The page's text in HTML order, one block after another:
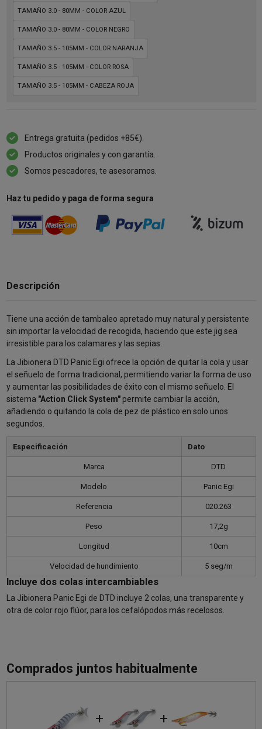
TAMAÑO 3.0 - 80MM - COLOR AZUL
TAMAÑO 3.0 - 80MM - COLOR NEGRO
TAMAÑO 3.5 - 105MM - COLOR NARANJA
TAMAÑO 3.5 - 105MM - COLOR ROSA
TAMAÑO 3.5 - 105MM - CABEZA ROJA
Entrega gratuita (pedidos +85€).
Productos originales y con garantía.
Somos pescadores, te asesoramos.
Haz tu pedido y paga de forma segura
Descripción
Tiene una acción de tambaleo apretado muy natural y persistente
sin importar la velocidad de recogida, haciendo que este jig sea
irresistible para los calamares y las sepias.
La Jibionera DTD Panic Egi ofrece la opción de quitar la cola y usar
el señuelo de forma tradicional, permitiendo variar la forma de uso
y aumentar las posibilidades de éxito con el mismo señuelo. El
sistema "Action Click System"permite cambiar la acción,
añadiendo o quitando la cola de pez de plástico en solo unos
segundos.
Especificación Dato
Marca DTD
Modelo Panic Egi
Referencia 020.263
Peso 17,2g
Longitud 10cm
Velocidad de hundimiento 5 seg/m
Incluye dos colas intercambiables
La Jibionera Panic Egi de DTD incluye 2 colas, una transparente y
otra de color rojo flúor, para los cefalópodos más recelosos.
Comprados juntos habitualmente
+ +